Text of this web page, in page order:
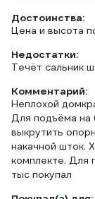
Достоинства:
Цена и высота
Недостатки:
Течёт сальник
Комментарий:
Неплохой
Для подъёма на
выкрутить
накачной шток.
комплекте. Для
тыс покупал